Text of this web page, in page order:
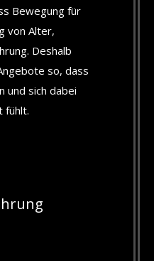
Bewegung für
von Alter,
Deshalb
so, dass
und sich dabei
fühlt.